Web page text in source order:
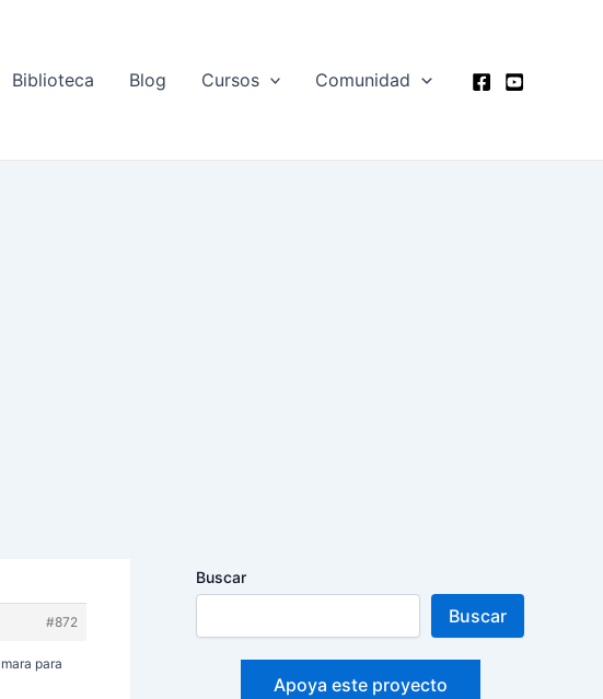
Biblioteca Blog Cursos Comunidad
#872
para
Buscar
Buscar
Apoya este proyecto